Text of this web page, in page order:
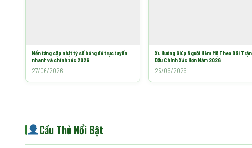
Nền tảng cập nhật tỷ số bóng đá trực tuyến
nhanh và chính xác 2026
27/06/2026
Xu Hướng Giúp Người Hâm Mộ Theo Dõi Trận
Đấu Chính Xác Hơn Năm 2026
25/06/2026
Cầu Thủ Nổi Bật